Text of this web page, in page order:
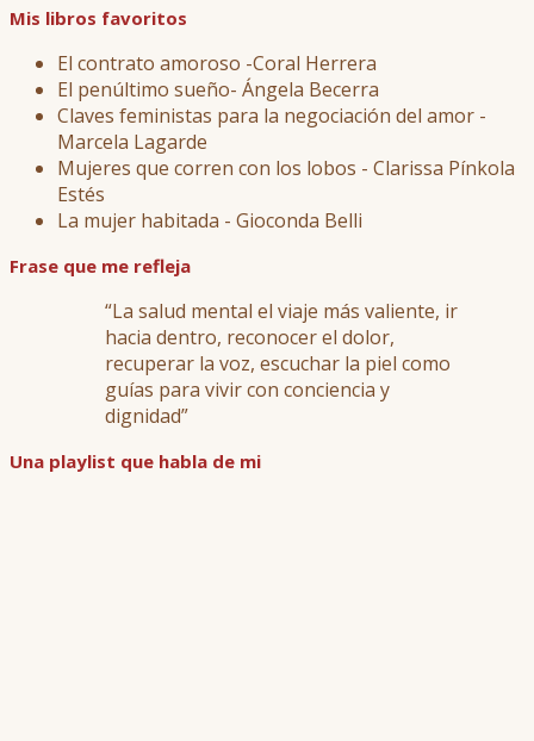
Mis libros favoritos
El contrato amoroso -Coral Herrera
El penúltimo sueño- Ángela Becerra
Claves feministas para la negociación del amor -
Marcela Lagarde
Mujeres que corren con los lobos - Clarissa Pínkola
Estés
La mujer habitada - Gioconda Belli
Frase que me refleja
“La salud mental el viaje más valiente, ir
hacia dentro, reconocer el dolor,
recuperar la voz, escuchar la piel como
guías para vivir con conciencia y
dignidad”
Una playlist que habla de mi